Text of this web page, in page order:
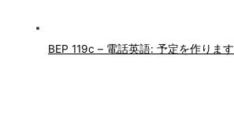
BEP 119c – 電話英語: 予定を作ります